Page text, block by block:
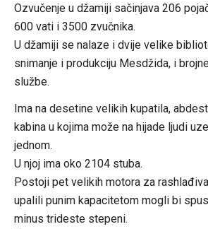
Ozvučenje u džamiji sačinjava 206
600 vati i 3500 zvučnika.
U džamiji se nalaze i dvije velike
snimanje i produkciju Mesdžida, i
službe.
Ima na desetine velikih kupatila,
kabina u kojima može na hijade ljudi
jednom.
U njoj ima oko 2104 stuba.
Postoji pet velikih motora za
upalili punim kapacitetom mogli bi
minus trideste stepeni.